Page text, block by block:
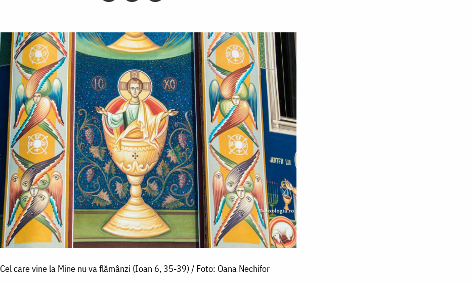
Cel care vine la Mine nu va flămânzi (Ioan 6, 35-39) / Foto: Oana Nechifor